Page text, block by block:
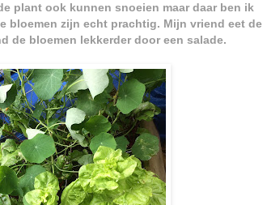
plant ook kunnen snoeien maar daar ben ik
bloemen zijn echt prachtig. Mijn vriend eet de
de bloemen lekkerder door een salade.